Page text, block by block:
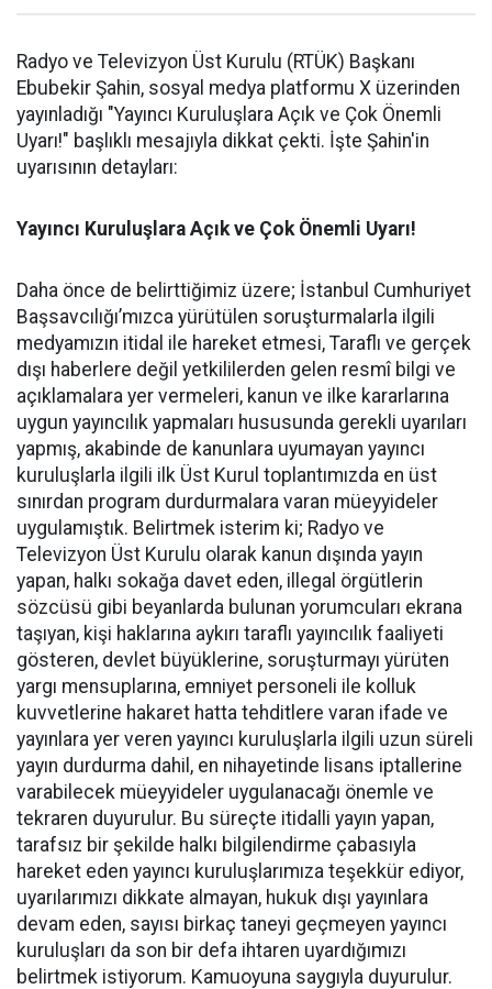
Radyo ve Televizyon Üst Kurulu (RTÜK) Başkanı
Ebubekir Şahin, sosyal medya platformu X üzerinden
yayınladığı "Yayıncı Kuruluşlara Açık ve Çok Önemli
Uyarı!" başlıklı mesajıyla dikkat çekti. İşte Şahin'in
uyarısının detayları:
Yayıncı Kuruluşlara Açık ve Çok Önemli Uyarı!
Daha önce de belirttiğimiz üzere; İstanbul Cumhuriyet
Başsavcılığı’mızca yürütülen soruşturmalarla ilgili
medyamızın itidal ile hareket etmesi, Taraflı ve gerçek
dışı haberlere değil yetkililerden gelen resmî bilgi ve
açıklamalara yer vermeleri, kanun ve ilke kararlarına
uygun yayıncılık yapmaları hususunda gerekli uyarıları
yapmış, akabinde de kanunlara uyumayan yayıncı
kuruluşlarla ilgili ilk Üst Kurul toplantımızda en üst
sınırdan program durdurmalara varan müeyyideler
uygulamıştık. Belirtmek isterim ki; Radyo ve
Televizyon Üst Kurulu olarak kanun dışında yayın
yapan, halkı sokağa davet eden, illegal örgütlerin
sözcüsü gibi beyanlarda bulunan yorumcuları ekrana
taşıyan, kişi haklarına aykırı taraflı yayıncılık faaliyeti
gösteren, devlet büyüklerine, soruşturmayı yürüten
yargı mensuplarına, emniyet personeli ile kolluk
kuvvetlerine hakaret hatta tehditlere varan ifade ve
yayınlara yer veren yayıncı kuruluşlarla ilgili uzun süreli
yayın durdurma dahil, en nihayetinde lisans iptallerine
varabilecek müeyyideler uygulanacağı önemle ve
tekraren duyurulur. Bu süreçte itidalli yayın yapan,
tarafsız bir şekilde halkı bilgilendirme çabasıyla
hareket eden yayıncı kuruluşlarımıza teşekkür ediyor,
uyarılarımızı dikkate almayan, hukuk dışı yayınlara
devam eden, sayısı birkaç taneyi geçmeyen yayıncı
kuruluşları da son bir defa ihtaren uyardığımızı
belirtmek istiyorum. Kamuoyuna saygıyla duyurulur.